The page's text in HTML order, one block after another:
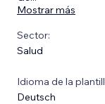
Mostrar más
Sector:
Salud
Idioma de la
Deutsch